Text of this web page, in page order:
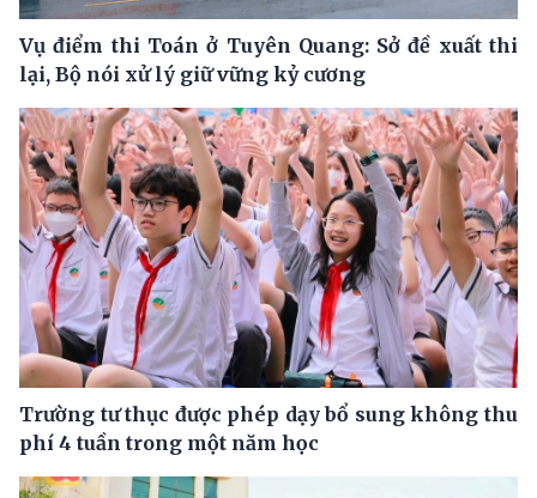
Vụ điểm thi Toán ở Tuyên Quang: Sở đề xuất thi
lại, Bộ nói xử lý giữ vững kỷ cương
Trường tư thục được phép dạy bổ sung không thu
phí 4 tuần trong một năm học